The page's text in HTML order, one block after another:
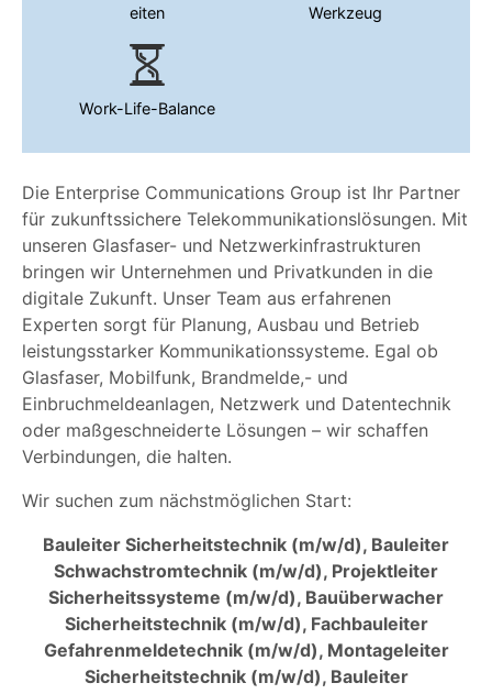
Die Enterprise Communications Group ist Ihr Partner
für zukunftssichere Telekommunikationslösungen. Mit
unseren Glasfaser- und Netzwerkinfrastrukturen
bringen wir Unternehmen und Privatkunden in die
digitale Zukunft. Unser Team aus erfahrenen
Experten sorgt für Planung, Ausbau und Betrieb
leistungsstarker Kommunikationssysteme. Egal ob
Glasfaser, Mobilfunk, Brandmelde,- und
Einbruchmeldeanlagen, Netzwerk und Datentechnik
oder maßgeschneiderte Lösungen – wir schaffen
Verbindungen, die halten.
Wir suchen zum nächstmöglichen Start:
Bauleiter Sicherheitstechnik (m/w/d), Bauleiter
Schwachstromtechnik (m/w/d), Projektleiter
Sicherheitssysteme (m/w/d), Bauüberwacher
Sicherheitstechnik (m/w/d), Fachbauleiter
Gefahrenmeldetechnik (m/w/d), Montageleiter
Sicherheitstechnik (m/w/d), Bauleiter
eiten
Werkzeug
Work-Life-Balance